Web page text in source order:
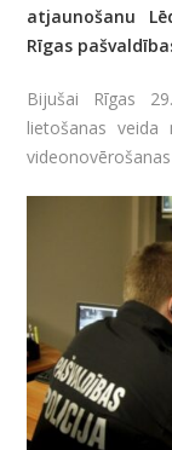
atjaunošanu
Rīgas
Bijušai Rīgas
lietošanas veida